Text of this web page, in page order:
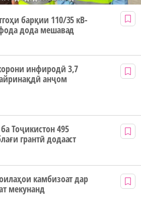
барқии 110/35 кВ-
дода мешавад
инфиродӣ 3,7
анҷом
Тоҷикистон 495
грантӣ додааст
камбизоат дар
мекунанд